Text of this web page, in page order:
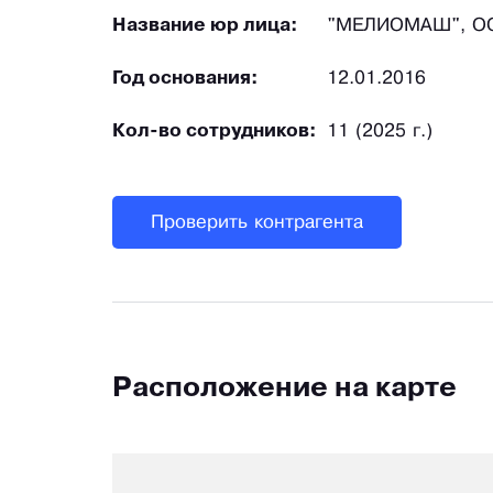
Название юр лица: "МЕЛИОМАШ",
Год основания: 12.01.2016
Кол-во сотрудников: 11 (2025 г.)
Проверить контрагента
Расположение на карте